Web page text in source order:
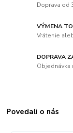
Doprava od
VÝMENA
Vrátenie
DOPRAVA
Objednávka
Povedali o nás